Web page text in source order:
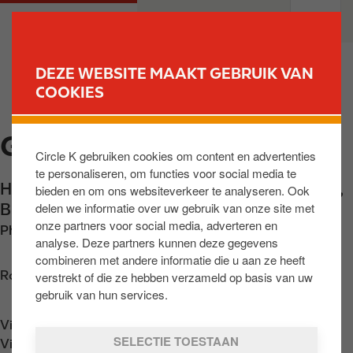
DEZE WEBSITE MAAKT GEBRUIK VAN
COOKIES
Circle K gebruiken cookies om content en advertenties
te personaliseren, om functies voor social media te
bieden en om ons websiteverkeer te analyseren. Ook
delen we informatie over uw gebruik van onze site met
onze partners voor social media, adverteren en
analyse. Deze partners kunnen deze gegevens
combineren met andere informatie die u aan ze heeft
verstrekt of die ze hebben verzameld op basis van uw
gebruik van hun services.
SELECTIE TOESTAAN
a
n
e
n
n
a
r
i
n
M
v
GERAARDSBERGEN
Hazelaarstraat 3 ,Geraardsbergen,BE-9500 ,
BE
Phone: +3254411144
Routebeschrijving opvragen
Vind ons op
Vind ons op
Google Play